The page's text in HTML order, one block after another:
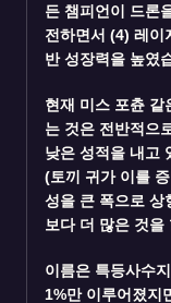
든 챔피언이 드론
전하면서 (4) 레이
반 성장력을 높였
현재 미스 포츈 같
는 것은 전반적으
낮은 성적을 내고
(토끼 귀가 이를
성을 큰 폭으로 상
보다 더 많은 것을
이름은 특등사수
1%만 이루어졌지